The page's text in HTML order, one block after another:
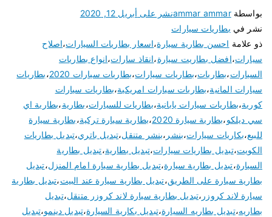
بواسطةammar ammarنشر على أبريل 12, 2020
نشر في بطاريات سيارات
ذو علامة احسن بطارية سيارة،اسعار بطاريات السيارات،اصلاح
سيارات،افضل بطاريت سيارة،انقاذ سارات،انواع بطاريات
السيارات،بطاريات،بطاريات سيارات،بطاريات سيارات 2020 ،بطاريات
سيارات المانية،بطاريات سيارات امريكية،بطاريات سيارات
كورية،بطاريات سيارات يابانية،بطاريات للسيارات،بطارية،بطارية اي
سي ديلكو،بطارية سيارة 2020 ،بطارية سيارة تركية،بطارية سيارة
للبيع،بكاريات سيارات،بنشر ،بنشر متنقل،تبديل باتري،تبديل بطاريات
الكويت،تبديل بطاريات سيارات،تبديل بطارية،تبديل بطارية
السيارة،تبديل بطارية سيارة،تبديل بطارية سيارة امام المنزل،تبديل
بطارية سيارة على الطريق،تبديل بطارية سيارة عند البيت،تبديل بطارية
سيارة لاند كروزر ،تبديل بطارية سيارة لاند كروزر متنقل،تبديل
بطاريه،تبديل بطاريه السيارة،تبديل بكارية السيارة،تبديل دينمو،تبديل